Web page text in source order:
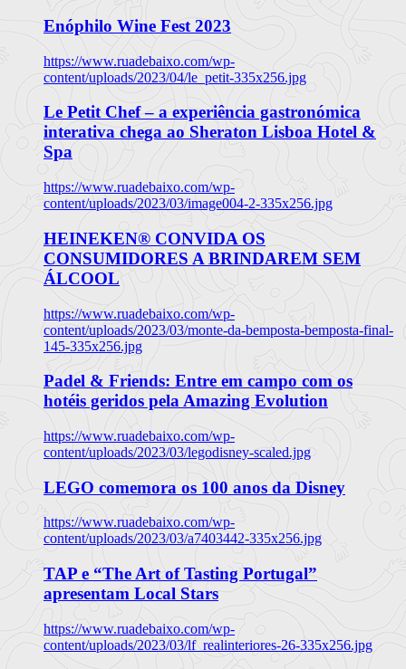
Enóphilo Wine Fest 2023
https://www.ruadebaixo.com/wp-
content/uploads/2023/04/le_petit-335x256.jpg
Le Petit Chef – a experiência gastronómica
interativa chega ao Sheraton Lisboa Hotel &
Spa
https://www.ruadebaixo.com/wp-
content/uploads/2023/03/image004-2-335x256.jpg
HEINEKEN® CONVIDA OS
CONSUMIDORES A BRINDAREM SEM
ÁLCOOL
https://www.ruadebaixo.com/wp-
content/uploads/2023/03/monte-da-bemposta-bemposta-final-
145-335x256.jpg
Padel & Friends: Entre em campo com os
hotéis geridos pela Amazing Evolution
https://www.ruadebaixo.com/wp-
content/uploads/2023/03/legodisney-scaled.jpg
LEGO comemora os 100 anos da Disney
https://www.ruadebaixo.com/wp-
content/uploads/2023/03/a7403442-335x256.jpg
TAP e “The Art of Tasting Portugal”
apresentam Local Stars
https://www.ruadebaixo.com/wp-
content/uploads/2023/03/lf_realinteriores-26-335x256.jpg